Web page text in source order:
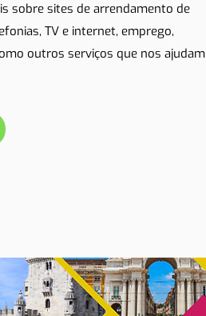
sobre sites de arrendamento de
TV e internet, emprego,
outros serviços que nos ajudam